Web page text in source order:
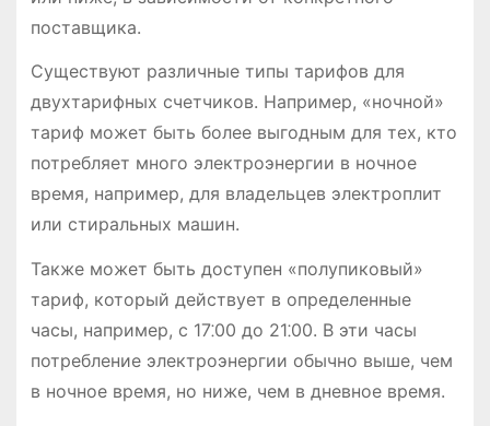
поставщика.
Существуют различные типы тарифов для
двухтарифных счетчиков. Например, «ночной»
тариф может быть более выгодным для тех, кто
потребляет много электроэнергии в ночное
время, например, для владельцев электроплит
или стиральных машин.
Также может быть доступен «полупиковый»
тариф, который действует в определенные
часы, например, с 17⁚00 до 21⁚00. В эти часы
потребление электроэнергии обычно выше, чем
в ночное время, но ниже, чем в дневное время.